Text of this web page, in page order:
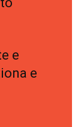
e
e